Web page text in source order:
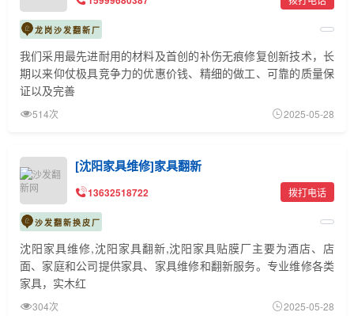
龙岗沙发翻新厂
我们采用最先进耐用的材料及首创的补伤无痕修复创新技术，长
期以来仰仗极具竞争力的优惠价钱、精细的做工、可靠的质量保
证以及完善
514次 2025-05-28
[沈阳家具维修]家具翻新
13632518722 拨打电话
沙发翻新换皮厂
沈阳家具维修,沈阳家具翻新,沈阳家具贴膜厂主要为酒店、店
面、家庭和公司提供家具、家具维修和翻新服务。专业维修各类
家具，实木红
304次 2025-05-28